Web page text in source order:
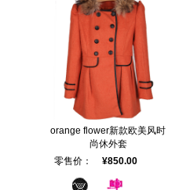
orange flower新款欧美风时
尚休外套
零售价：
¥850.00